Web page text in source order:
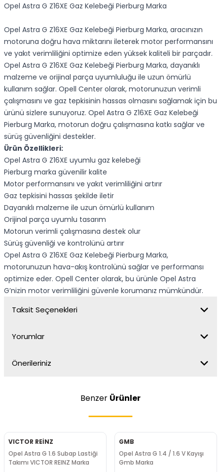
Opel Astra G Z16XE Gaz Kelebeği Pierburg Marka
Opel Astra G Z16XE Gaz Kelebeği Pierburg Marka, aracınızın
motoruna doğru hava miktarını ileterek motor performansını
ve yakıt verimliliğini optimize eden yüksek kaliteli bir parçadır.
Opel Astra G Z16XE Gaz Kelebeği Pierburg Marka, dayanıklı
malzeme ve orijinal parça uyumluluğu ile uzun ömürlü
kullanım sağlar. Opell Center olarak, motorunuzun verimli
çalışmasını ve gaz tepkisinin hassas olmasını sağlamak için bu
ürünü sizlere sunuyoruz. Opel Astra G Z16XE Gaz Kelebeği
Pierburg Marka, motorun doğru çalışmasına katkı sağlar ve
sürüş güvenliğini destekler.
Ürün Özellikleri:
Opel Astra G Z16XE uyumlu gaz kelebeği
Pierburg marka güvenilir kalite
Motor performansını ve yakıt verimliliğini artırır
Gaz tepkisini hassas şekilde iletir
Dayanıklı malzeme ile uzun ömürlü kullanım
Orijinal parça uyumlu tasarım
Motorun verimli çalışmasına destek olur
Sürüş güvenliği ve kontrolünü artırır
Opel Astra G Z16XE Gaz Kelebeği Pierburg Marka,
motorunuzun hava-akış kontrolünü sağlar ve performansı
optimize eder. Opell Center olarak, bu ürünle Opel Astra
G’nizin motor verimliliğini güvenle korumanız mümkündür.
Taksit Seçenekleri
Yorumlar
Önerileriniz
Benzer Ürünler
VICTOR REİNZ
Opel Astra G 1.6 Subap Lastiği
Takımı VICTOR REINZ Marka
GMB
Opel Astra G 1.4 / 1.6 V Kayışı
Gmb Marka